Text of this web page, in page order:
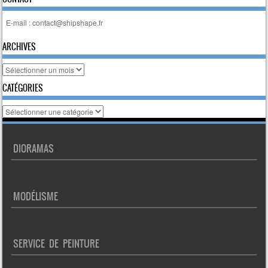
E-mail : contact@shipshape.fr
ARCHIVES
Archives
CATÉGORIES
Catégories
DIORAMAS
MODÉLISME
SERVICE DE PEINTURE